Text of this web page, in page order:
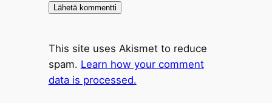
This site uses Akismet to reduce
spam. Learn how your comment
data is processed.